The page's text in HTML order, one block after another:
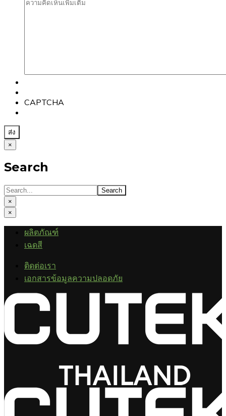
CAPTCHA
×
Search
×
×
ผลิตภัณฑ์
เฉดสี
ติดต่อเรา
เอกสารข้อมูลความปลอดภัย